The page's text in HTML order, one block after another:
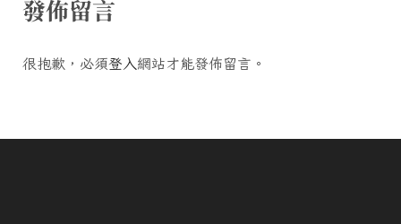
發佈留言
很抱歉，必須登入 網站才能發佈留言。